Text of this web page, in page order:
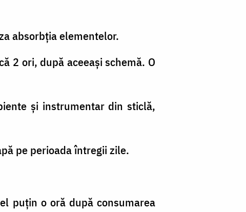
absorbția elementelor.
2 ori, după aceeași schemă. O
și instrumentar din sticlă,
pe perioada întregii zile.
puțin o oră după consumarea